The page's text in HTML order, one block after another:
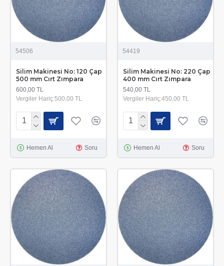
54506
Silim Makinesi No: 120 Çap
500 mm Cırt Zımpara
600,00 TL
Vergiler Hariç:500,00 TL
Hemen Al Soru
54419
Silim Makinesi No: 220 Çap
400 mm Cırt Zımpara
540,00 TL
Vergiler Hariç:450,00 TL
Hemen Al Soru